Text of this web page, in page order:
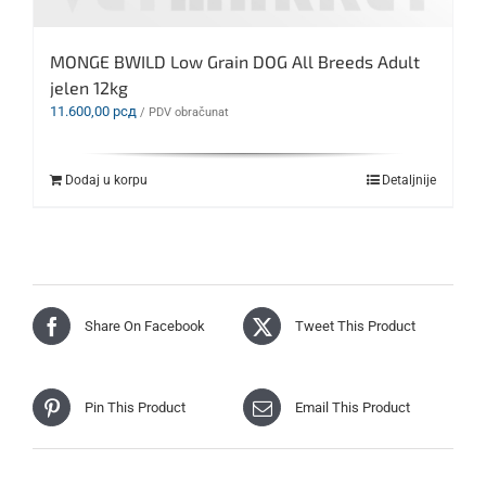
MONGE BWILD Low Grain DOG All Breeds Adult
jelen 12kg
11.600,00 рсд / PDV obračunat
Dodaj u korpu Detaljnije
Share On Facebook Tweet This Product
Pin This Product Email This Product